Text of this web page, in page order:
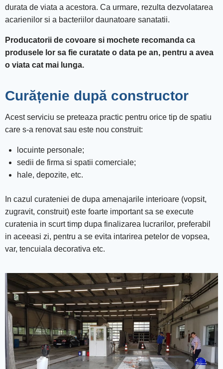
durata de viata a acestora. Ca urmare, rezulta dezvolatarea
acarienilor si a bacteriilor daunatoare sanatatii.
Producatorii de covoare si mochete recomanda ca
produsele lor sa fie curatate o data pe an, pentru a avea
o viata cat mai lunga.
Curățenie după constructor
Acest serviciu se preteaza practic pentru orice tip de spatiu
care s-a renovat sau este nou construit:
locuinte personale;
sedii de firma si spatii comerciale;
hale, depozite, etc.
In cazul curateniei de dupa amenajarile interioare (vopsit,
zugravit, construit) este foarte important sa se execute
curatenia in scurt timp dupa finalizarea lucrarilor, preferabil
in aceeasi zi, pentru a se evita intarirea petelor de vopsea,
var, tencuiala decorativa etc.